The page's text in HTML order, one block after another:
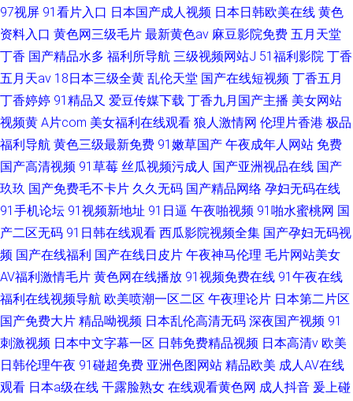
97视屏 91看片入口 日本国产成人视频 日本日韩欧美在线 黄色
资料入口 黄色网三级毛片 最新黄色av 麻豆影院免费 五月天堂
丁香 国产精品水多 福利所导航 三级视频网站J 51福利影院 丁香
五月天av 18日本三级全黄 乱伦天堂 国产在线短视频 丁香五月
丁香婷婷 91精品又 爱豆传媒下载 丁香九月国产主播 美女网站
视频黄 A片com 美女福利在线观看 狼人激情网 伦理片香港 极品
福利导航 黄色三级最新免费 91嫩草国产 午夜成年人网站 免费
国产高清视频 91草莓 丝瓜视频污成人 国产亚洲视品在线 国产
玖玖 国产免费毛不卡片 久久无码 国产精品网络 孕妇无码在线
91手机论坛 91视频新地址 91日逼 午夜啪视频 91啪水蜜桃网 国
产二区无码 91日韩在线观看 西瓜影院视频全集 国产孕妇无码视
频 国产在线福利 国产在线日皮片 午夜神马伦理 毛片网站美女
AV福利激情毛片 黄色网在线播放 91视频免费在线 91午夜在线
福利在线视频导航 欧美喷潮一区二区 午夜理论片 日本第二片区
国产免费大片 精品呦视频 日本乱伦高清无码 深夜国产视频 91
刺激视频 日本中文字幕一区 日韩免费精品视频 日本高清v 欧美
日韩伦理午夜 91碰超免费 亚洲色图网站 精品欧美 成人AV在线
观看 日本a级在线 干露脸熟女 在线观看黄色网 成人抖音 爰上碰